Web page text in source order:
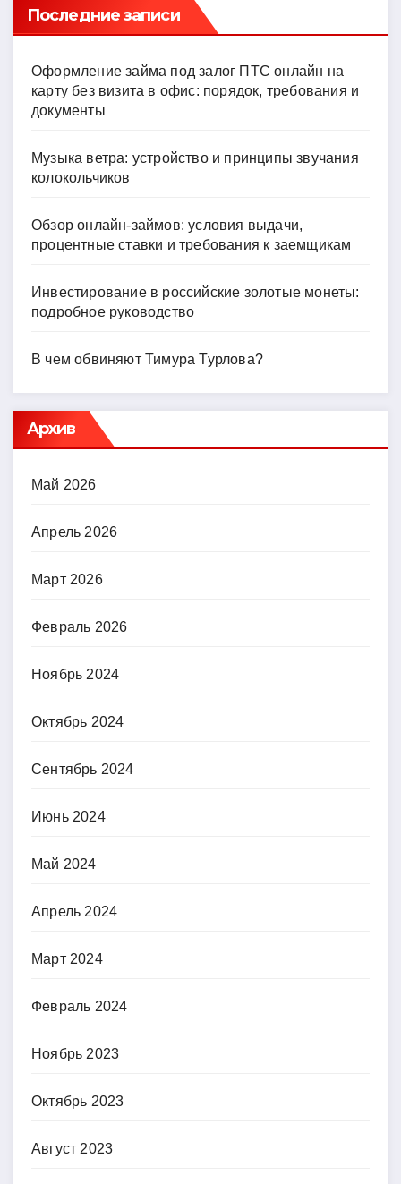
Последние записи
Оформление займа под залог ПТС онлайн на
карту без визита в офис: порядок, требования и
документы
Музыка ветра: устройство и принципы звучания
колокольчиков
Обзор онлайн-займов: условия выдачи,
процентные ставки и требования к заемщикам
Инвестирование в российские золотые монеты:
подробное руководство
В чем обвиняют Тимура Турлова?
Архив
Май 2026
Апрель 2026
Март 2026
Февраль 2026
Ноябрь 2024
Октябрь 2024
Сентябрь 2024
Июнь 2024
Май 2024
Апрель 2024
Март 2024
Февраль 2024
Ноябрь 2023
Октябрь 2023
Август 2023